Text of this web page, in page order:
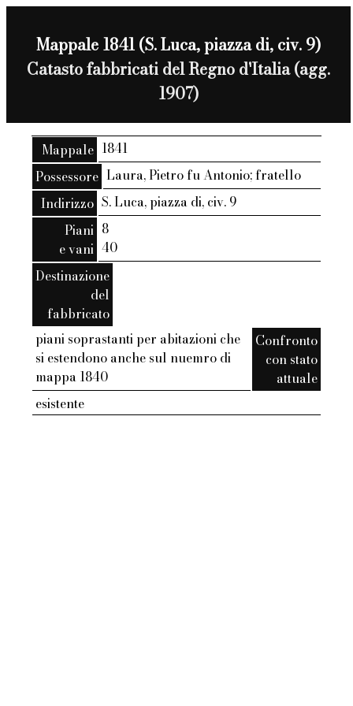
Mappale 1841 (S. Luca, piazza di, civ. 9)
Catasto fabbricati del Regno d'Italia (agg.
1907)
Mappale 1841
Possessore Laura, Pietro fu Antonio; fratello
Indirizzo S. Luca, piazza di, civ. 9
Piani
e vani
8
40
Destinazione
del
fabbricato
piani soprastanti per abitazioni che
si estendono anche sul nuemro di
mappa 1840
Confronto
con stato
attuale
esistente